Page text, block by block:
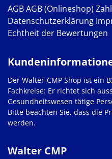
AGBAGB (Onlineshop)
Datenschutzerklärung
Echtheit der Bewertungen
Walter CMP
Der Walter-CMP Shop ist ein
Fachkreise: Er richtet sich
Gesundheitswesen tätige
Bitte beachten Sie, dass die
werden.